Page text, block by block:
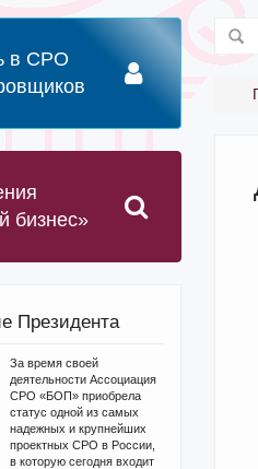
в СРО
бизнес»
Президента
За время своей
деятельности Ассоциация
СРО «БОП» приобрела
статус одной из самых
надежных и крупнейших
проектных СРО в России,
в которую сегодня входит